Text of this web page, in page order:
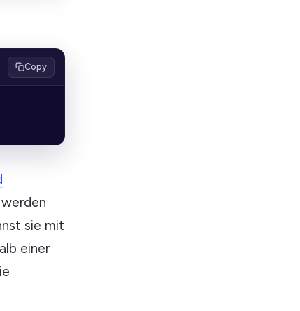
Copy
sie mit
einer